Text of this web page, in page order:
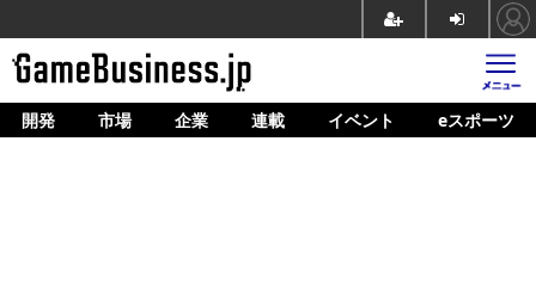
ホーム
開発 市場 企業 連載 イベント eスポーツ